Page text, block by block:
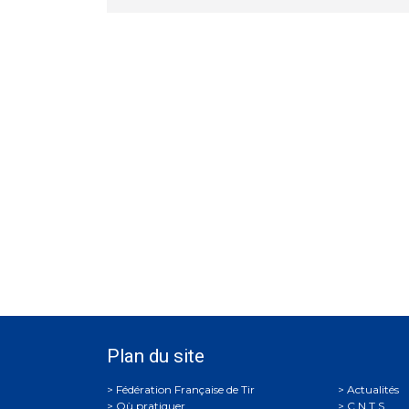
Plan du site
Où pratiquer
Actualités
C.N.T.S.